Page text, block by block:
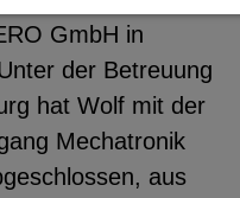
GmbH in
der Betreuung
hat Wolf mit der
Mechatronik
aus
zur Session-
die generelle
Seite (immer